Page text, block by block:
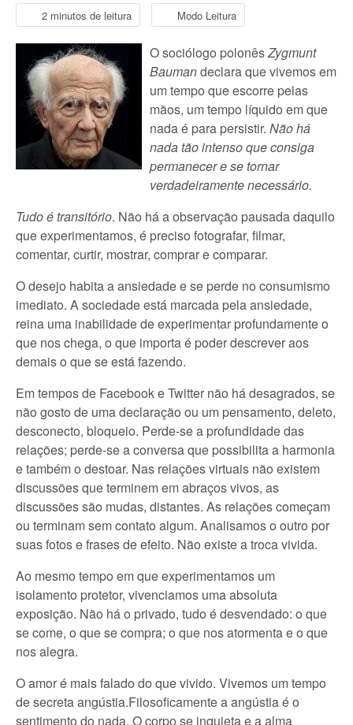
2 minutos de leitura Modo Leitura
O sociólogo polonêsZygmunt
Baumandeclara que vivemos em
um tempo que escorre pelas
mãos, um tempo líquido em que
nada é para persistir. Não há
nada tão intenso que consiga
permanecer e se tornar
verdadeiramente necessário.
Tudo é transitório. Não há a observação pausada daquilo
que experimentamos, é preciso fotografar, filmar,
comentar, curtir, mostrar, comprar e comparar.
O desejo habita a ansiedade e se perde no consumismo
imediato. A sociedade está marcada pela ansiedade,
reina uma inabilidade de experimentar profundamente o
que nos chega, o que importa é poder descrever aos
demais o que se está fazendo.
Em tempos de Facebook e Twitter não há desagrados, se
não gosto de uma declaração ou um pensamento, deleto,
desconecto, bloqueio. Perde-se a profundidade das
relações; perde-se a conversa que possibilita a harmonia
e também o destoar. Nas relações virtuais não existem
discussões que terminem em abraços vivos, as
discussões são mudas, distantes. As relações começam
ou terminam sem contato algum. Analisamos o outro por
suas fotos e frases de efeito. Não existe a troca vivida.
Ao mesmo tempo em que experimentamos um
isolamento protetor, vivenciamos uma absoluta
exposição. Não há o privado, tudo é desvendado: o que
se come, o que se compra; o que nos atormenta e o que
nos alegra.
O amor é mais falado do que vivido. Vivemos um tempo
de secreta angústia.Filosoficamente a angústia é o
sentimento do nada. O corpo se inquieta e a alma